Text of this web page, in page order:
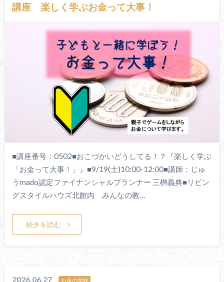
講座 楽しく学ぶお金って大事！
■講座番号：0502■おこづかいどうしてる！？『楽しく学ぶ
「お金って大事！」』■9/19(土)10:00-12:00■講師：じゅ
うmado認定ファイナンシャルプランナー 三桝義典■リビン
グスタイルハウズ北館内 みんなの教…
続きを読む
2026.06.27 お金の学校